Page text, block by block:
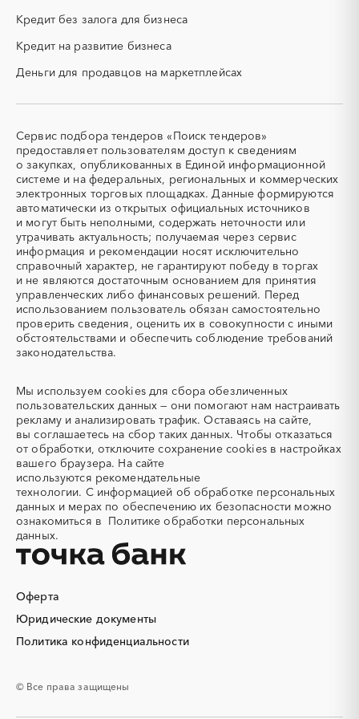
ОКР (опытно-
конструкторские работы)
ПГС (песчано-гравийная
смесь)
СВО
СКС (структурированные
СКУД
СОЖ (смазочно-
ТЭН
(Теплоэлектронагреватель)
УДС (установки
депарафинизации скважин)
УКПГ
ЯТЭК
Аварийные работы
Авиаперевозка
Авиационные работы
Авиационные работы
вертолетами
Автобус
Автовозы
Автогрейдер
Автозапчасти
Автоматизация
Автомобили
Автомобильные весы
Авторский надзор
Автотранспорт
Автоцистерны пожарные
Адсорбенты
Акварель
Аквариумы
Аккумуляторы
Алкогольная продукция
Алмазное бурение
Алмазная резка
Алюминиевые
конструкции
Алюминий
Аммоний
Ангар
Антенны
Антискалант
Аппараты воздушного
Аренда автобусов
Аренда погрузчика
Аренда спецтехники с
свай
Костромская область
Красноярский край
Магаданская область
Марий Эл
Мурманская область
Ненецкий AО
Нижегородская область
Новгородская область
Новосибирская область
Омская область
Оренбургская область
Орловская область
Пензенская область
Пермский край
Приморский край
Псковская область
Ростовская область
Рязанская область
Самарская область
Саратовская область
Сахалинская область
Свердловская область
Северная Осетия - Алания
Смоленская область
Ставропольский край
Томская область
Тульская область
Тыва
Тюменская область
Удмуртская республика
Ульяновская область
Хабаровский край
Ханты-Мансийский
Автономный округ - Югра
Челябинская область
Чеченская республика
Чувашская республика
Чукотский AО
Ямало-Ненецкий AО
Кредит без залога для бизнеса
Кредит на развитие бизнеса
Деньги для продавцов на маркетплейсах
Оферта
Юридические документы
Политика конфиденциальности
© Все права защищены
Сервис подбора тендеров «Поиск тендеров»
предоставляет пользователям доступ к сведениям
о закупках, опубликованных в Единой информационной
системе и на федеральных, региональных и коммерческих
электронных торговых площадках. Данные формируются
автоматически из открытых официальных источников
и могут быть неполными, содержать неточности или
утрачивать актуальность; получаемая через сервис
информация и рекомендации носят исключительно
справочный характер, не гарантируют победу в торгах
и не являются достаточным основанием для принятия
управленческих либо финансовых решений. Перед
использованием пользователь обязан самостоятельно
проверить сведения, оценить их в совокупности с иными
обстоятельствами и обеспечить соблюдение требований
законодательства.
Мы используем cookies для сбора обезличенных
пользовательских данных — они помогают нам настраивать
рекламу и анализировать трафик. Оставаясь на сайте,
вы соглашаетесь на сбор таких данных. Чтобы отказаться
от обработки, отключите сохранение cookies в настройках
вашего браузера. На сайте
используются рекомендательные
технологии. С информацией об обработке персональных
данных и мерах по обеспечению их безопасности можно
ознакомиться в Политике обработки персональных
данных.